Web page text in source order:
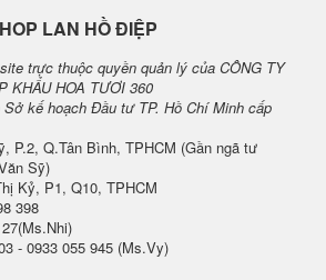
LAN HỒ ĐIỆP
trực thuộc quyền quản lý của CÔNG TY
KHẨU HOA TƯƠI 360
Sở kế hoạch Đầu tư TP. Hồ Chí Minh cấp
P.2, Q.Tân Bình, TPHCM (Gần ngã tư
Sỹ)
Kỷ, P1, Q10, TPHCM
398
- 0933 055 945 (Ms.Vy)